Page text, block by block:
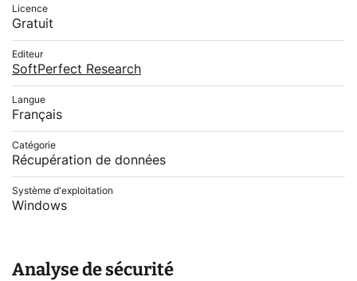
Licence
Gratuit
Editeur
SoftPerfect Research
Langue
Français
Catégorie
Récupération de données
Système d'exploitation
Windows
Analyse de sécurité